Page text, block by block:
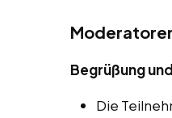
Begrüßung
Die